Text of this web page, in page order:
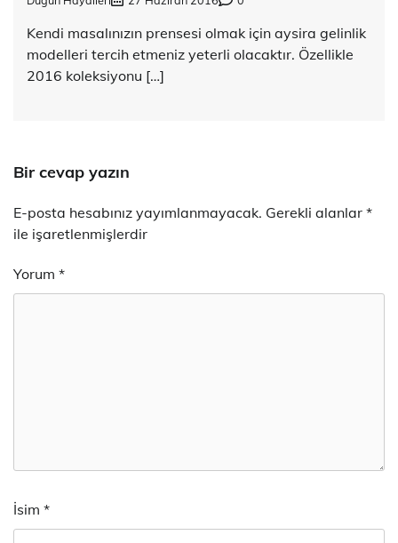
Kendi masalınızın prensesi olmak için aysira gelinlik
modelleri tercih etmeniz yeterli olacaktır. Özellikle
2016 koleksiyonu […]
Bir cevap yazın
E-posta hesabınız yayımlanmayacak. Gerekli alanlar *
ile işaretlenmişlerdir
Yorum *
İsim *